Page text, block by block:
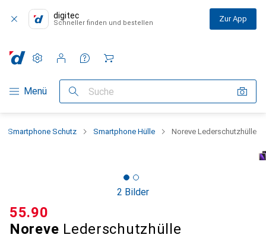
digitec
Schneller finden und bestellen Zur App
Navigation nach Kategorien
Menü Suche
Einstellungen
Kundenkonto
Vergleichslisten
Merklisten
Warenkorb
Smartphone Schutz Smartphone Hülle Noreve Lederschutzhülle
2 Bilder
Noreve Lederschutzhülle
CHF
55.90